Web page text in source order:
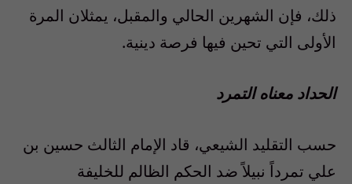
ذلك، فإن الشهرين الحالي والمقبل، يمثلان المرة
الأولى التي تحين فيها فرصة دينية.
الحداد معناه التمرد
حسب التقليد الشيعي، قاد الإمام الثالث حسين بن
علي تمرداً نبيلاً ضد الحكم الظالم للخليفة